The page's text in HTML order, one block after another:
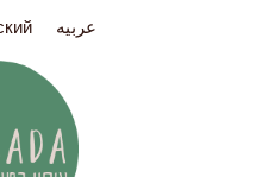
عربيه